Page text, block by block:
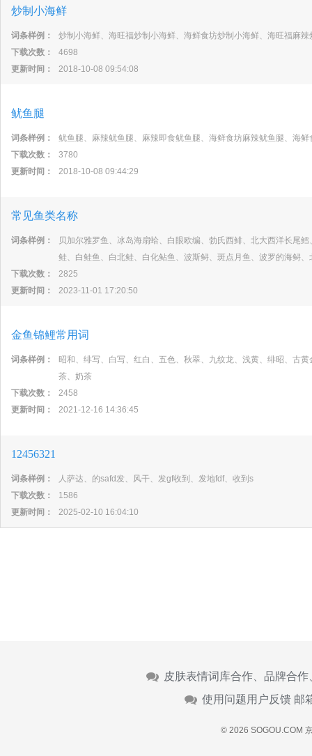
炒制小海鲜
词条样例：
炒制小海鲜、海旺福炒制小海鲜、海鲜食坊炒制小海鲜、海旺福麻
下载次数：
4698
更新时间：
2018-10-08 09:54:08
鱿鱼腿
词条样例：
鱿鱼腿、麻辣鱿鱼腿、麻辣即食鱿鱼腿、海鲜食坊麻辣鱿鱼腿、海
下载次数：
3780
更新时间：
2018-10-08 09:44:29
常见鱼类名称
词条样例：
贝加尔雅罗鱼、冰岛海扇蛤、白眼欧编、勃氏西鲱、北大西洋长尾
鲑、白鲑鱼、白北鲑、白化鲇鱼、波斯鲟、斑点月鱼、波罗的海鲟
下载次数：
2825
更新时间：
2023-11-01 17:20:50
金鱼锦鲤常用词
词条样例：
昭和、绯写、白写、红白、五色、秋翠、九纹龙、浅黄、绯昭、古
茶、奶茶
下载次数：
2458
更新时间：
2021-12-16 14:36:45
12456321
词条样例：
人萨达、的safd发、风干、发gf收到、发地fdf、收到s
下载次数：
1586
更新时间：
2025-02-10 16:04:10
皮肤表情词库合作、品牌合
使用问题用户反馈 邮
© 2026 SOGOU.COM